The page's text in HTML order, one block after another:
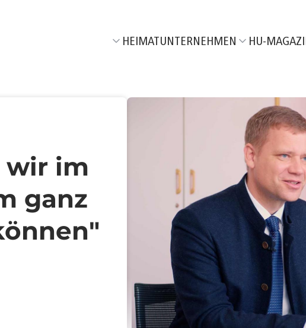
HEIMATUNTERNEHMEN HU-
05/26 Forum
04/26
03/26 Regional
02/26 Teilhaber
01/26 Jugend
Kreative
Bürger
Kultur
03/25 Kapital mit
wir im
ganz